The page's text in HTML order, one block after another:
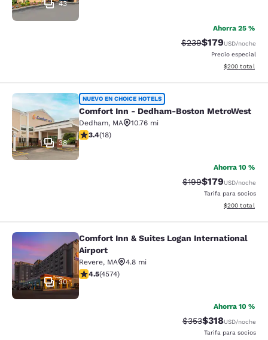
43
Ahorra 25 %
Precio tachado:
$239Precio con
$179USD/noche
Precio especial
Ver detalles
$200 total
Comfort Inn - Dedham-Boston
38
NUEVO EN CHOICE HOTELS
Comfort Inn - Dedham-Boston MetroWest
Dedham, MA
10.76 mi
calificación de 3.44 estrellas. Bueno. 18 reseñas
3.4(18)
Ahorra 10 %
Precio tachado:
$199Precio con
$179USD/noche
Tarifa para socios
Ver detalles
$200 total
Comfort Inn & Suites Logan
30
Comfort Inn & Suites Logan International
Airport
Revere, MA
4.8 mi
calificación de 4.45 estrellas. Excelente. 4574 reseñas
4.5(4574)
Ahorra 10 %
Precio tachado:
$353Precio con
$318USD/noche
Tarifa para socios